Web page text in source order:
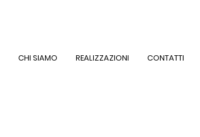
CHI SIAMO REALIZZAZIONI CONTATTI